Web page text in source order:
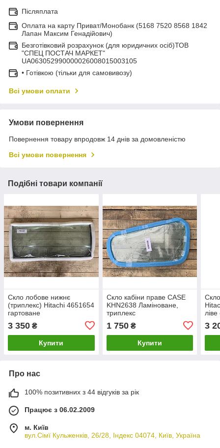
Післяплата
Оплата на карту Приват/Монобанк (5168 7520 8568 1842
Лапан Максим Генадійович)
Безготівковий розрахунок (для юридичних осіб)ТОВ
"СПЕЦ ПОСТАЧ МАРКЕТ"
UA063052990000026008015003105
• Готівкою (тільки для самовивозу)
Всі умови оплати
Умови повернення
Повернення товару впродовж 14 днів за домовленістю
Всі умови повернення
Подібні товари компанії
Скло лобове нижнє
(триплекс) Hitachi 4651654
гартоване
3 350 ₴
Купити
Скло кабіни праве CASE
KHN2638 Ламіноване,
триплекс
1 750₴
Купити
3
Про нас
100% позитивних з 44 відгуків за рік
Працює з 06.02.2009
м. Київ
вул.Сімї Кульженків, 26/28, Індекс 04074, Київ, Україна